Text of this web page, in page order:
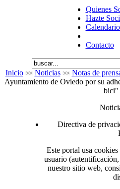
Quienes
Hazte
Contacto
Inicio Noticias Notas de
Ayuntamiento de Oviedo por su
bici"
Directiva de
Este portal usa
usuario
nuestro sitio web,